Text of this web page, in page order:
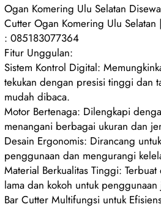
Ogan Komering Ulu Selatan
Cutter Ogan Komering Ulu Selatan
: 085183077364
Fitur Unggulan:
Sistem Kontrol Digital:
tekukan dengan presisi tinggi dan
mudah dibaca.
Motor Bertenaga: Dilengkapi
menangani berbagai ukuran dan
Desain Ergonomis: Dirancang
penggunaan dan mengurangi
Material Berkualitas Tinggi:
lama dan kokoh untuk
Bar Cutter Multifungsi untuk